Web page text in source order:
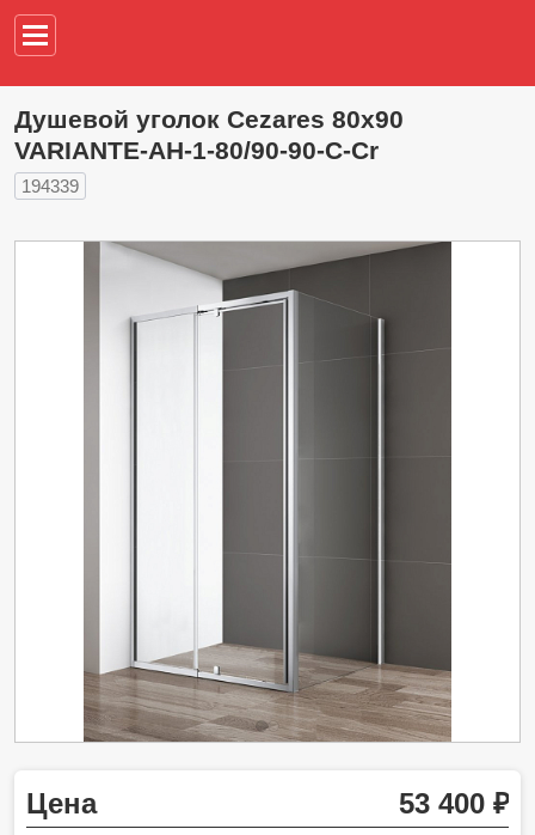
Душевой уголок Cezares 80х90
VARIANTE-AH-1-80/90-90-C-Cr
194339
Цена 53 400